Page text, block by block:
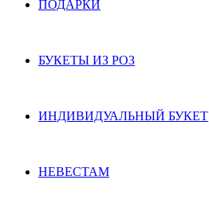
ПОДАРКИ
БУКЕТЫ ИЗ РОЗ
ИНДИВИДУАЛЬНЫЙ БУКЕТ
НЕВЕСТАМ